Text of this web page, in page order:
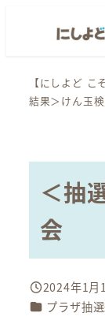
【にしよど こ
結果＞けん玉
＜抽
会
投稿日
2024年1月
カテゴリー
プラザ抽